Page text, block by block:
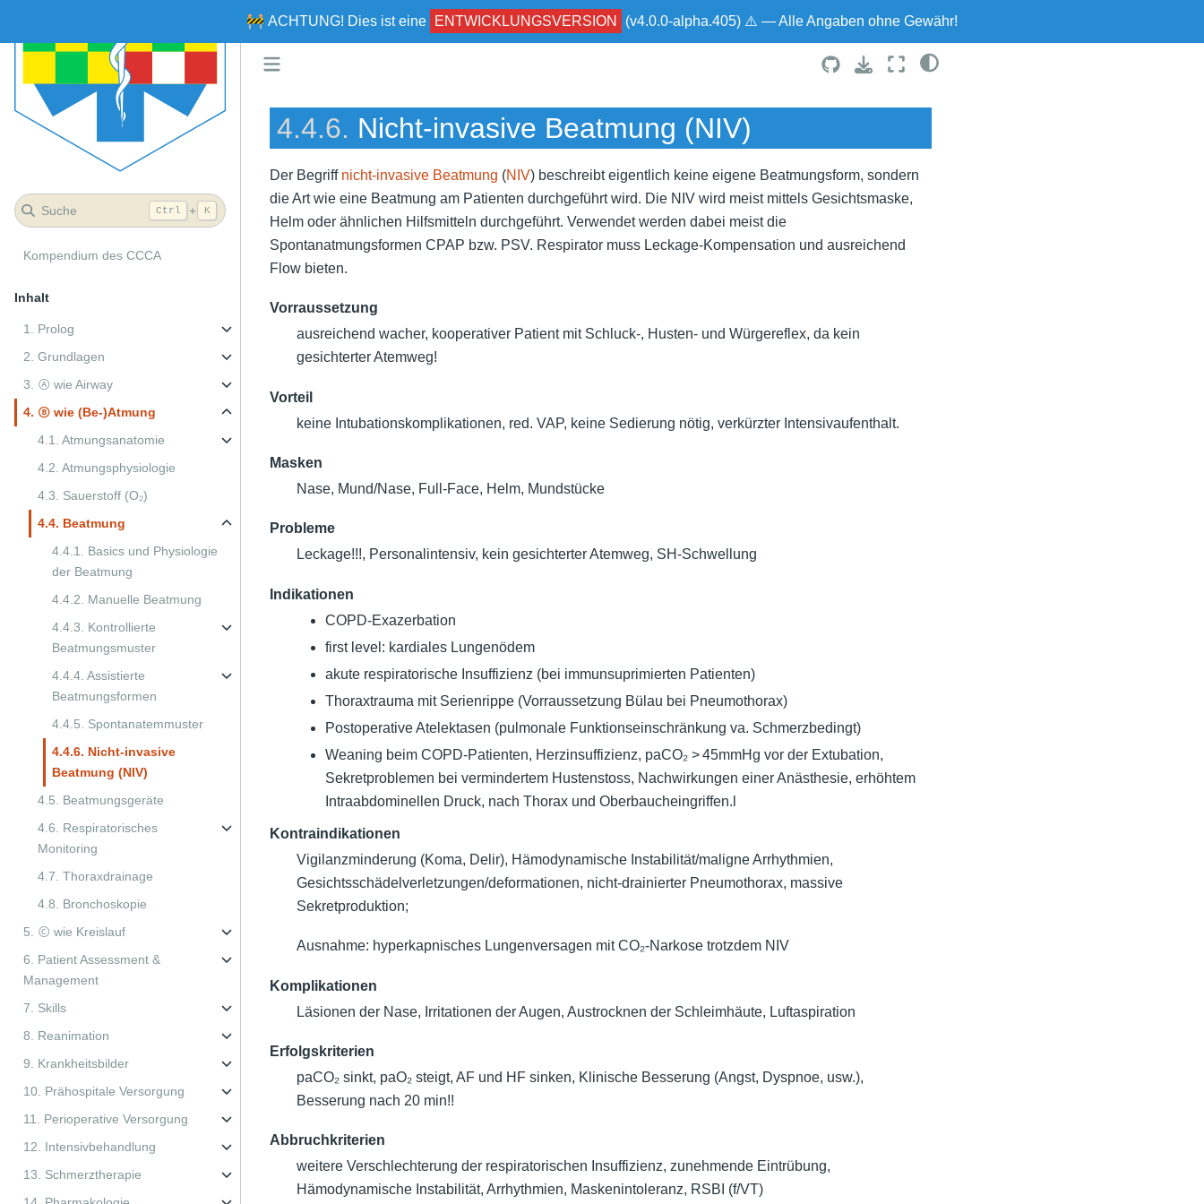
🚧 ACHTUNG! Dies ist eine ENTWICKLUNGSVERSION (v4.0.0-alpha.405) ⚠ — Alle Angaben ohne Gewähr!
Suche Ctrl + K
Kompendium des CCCA
Inhalt
1. Prolog
2. Grundlagen
3. Ⓐ wie Airway
4. Ⓑ wie (Be-)Atmung
4.1. Atmungsanatomie
4.2. Atmungsphysiologie
4.3. Sauerstoff (O₂)
4.4. Beatmung
4.4.1. Basics und Physiologie
der Beatmung
4.4.2. Manuelle Beatmung
4.4.3. Kontrollierte
Beatmungsmuster
4.4.4. Assistierte
Beatmungsformen
4.4.5. Spontanatemmuster
4.4.6. Nicht-invasive
Beatmung (NIV)
4.5. Beatmungsgeräte
4.6. Respiratorisches
Monitoring
4.7. Thoraxdrainage
4.8. Bronchoskopie
5. Ⓒ wie Kreislauf
6. Patient Assessment &
Management
7. Skills
8. Reanimation
9. Krankheitsbilder
10. Prähospitale Versorgung
11. Perioperative Versorgung
12. Intensivbehandlung
13. Schmerztherapie
4.4.6. Nicht-invasive Beatmung (NIV)
Der Begriff nicht-invasive Beatmung (NIV) beschreibt eigentlich keine eigene Beatmungsform, sondern
die Art wie eine Beatmung am Patienten durchgeführt wird. Die NIV wird meist mittels Gesichtsmaske,
Helm oder ähnlichen Hilfsmitteln durchgeführt. Verwendet werden dabei meist die
Spontanatmungsformen CPAP bzw. PSV. Respirator muss Leckage-Kompensation und ausreichend
Flow bieten.
Vorraussetzung
ausreichend wacher, kooperativer Patient mit Schluck-, Husten- und Würgereflex, da kein
gesichterter Atemweg!
Vorteil
keine Intubationskomplikationen, red. VAP, keine Sedierung nötig, verkürzter Intensivaufenthalt.
Masken
Nase, Mund/Nase, Full-Face, Helm, Mundstücke
Probleme
Leckage!!!, Personalintensiv, kein gesichterter Atemweg, SH-Schwellung
Indikationen
COPD-Exazerbation
first level: kardiales Lungenödem
akute respiratorische Insuffizienz (bei immunsuprimierten Patienten)
Thoraxtrauma mit Serienrippe (Vorraussetzung Bülau bei Pneumothorax)
Postoperative Atelektasen (pulmonale Funktionseinschränkung va. Schmerzbedingt)
Weaning beim COPD-Patienten, Herzinsuffizienz, paCO₂ > 45mmHg vor der Extubation,
Sekretproblemen bei vermindertem Hustenstoss, Nachwirkungen einer Anästhesie, erhöhtem
Intraabdominellen Druck, nach Thorax und Oberbaucheingriffen.l
Kontraindikationen
Vigilanzminderung (Koma, Delir), Hämodynamische Instabilität/maligne Arrhythmien,
Gesichtsschädelverletzungen/deformationen, nicht-drainierter Pneumothorax, massive
Sekretproduktion;
Ausnahme: hyperkapnisches Lungenversagen mit CO₂-Narkose trotzdem NIV
Komplikationen
Läsionen der Nase, Irritationen der Augen, Austrocknen der Schleimhäute, Luftaspiration
Erfolgskriterien
paCO₂ sinkt, paO₂ steigt, AF und HF sinken, Klinische Besserung (Angst, Dyspnoe, usw.),
Besserung nach 20 min!!
Abbruchkriterien
weitere Verschlechterung der respiratorischen Insuffizienz, zunehmende Eintrübung,
Hämodynamische Instabilität, Arrhythmien, Maskenintoleranz, RSBI (f/VT)